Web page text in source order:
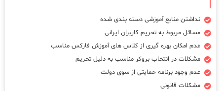
نداشتن منابع آموزشی دسته بندی شده
مسائل مربوط به تحریم کاربران ایرانی
عدم امکان بهره گیری از کلاس های آموزش فارکس مناسب
مشکلات در انتخاب بروکر مناسب به دلیل تحریم
عدم وجود برنامه حمایتی از سوی دولت
مشکلات قانونی